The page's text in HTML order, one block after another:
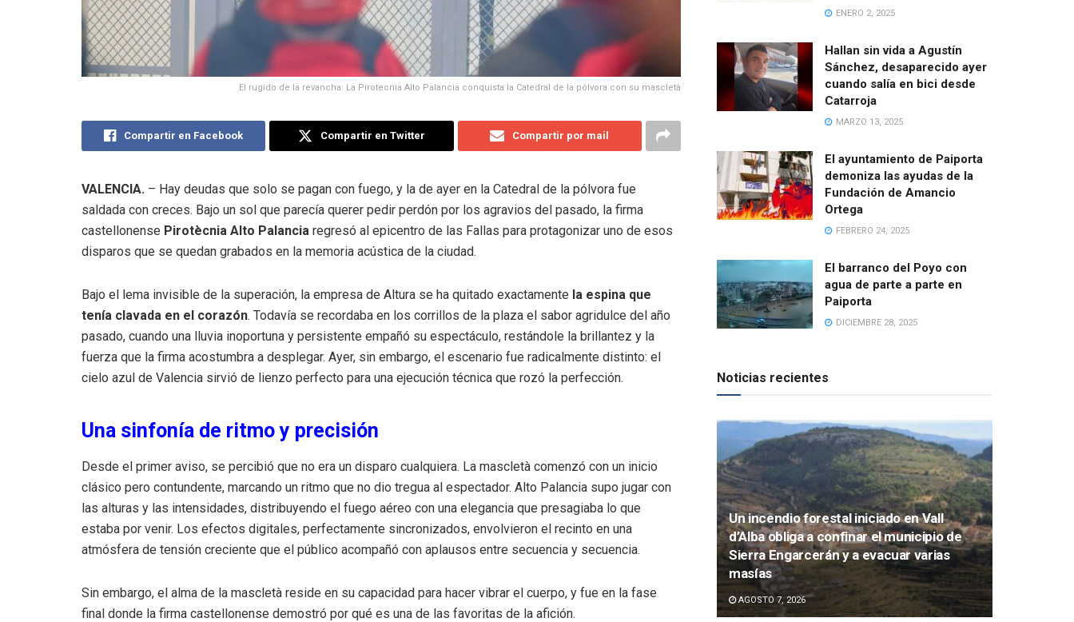
El rugido de la revancha: La Pirotecnia Alto Palancia conquista la Catedral de la pólvora con su mascletà
Compartir en Facebook Compartir en Twitter Compartir por mail
VALENCIA. – Hay deudas que solo se pagan con fuego, y la de ayer en la Catedral de la pólvora fue
saldada con creces. Bajo un sol que parecía querer pedir perdón por los agravios del pasado, la firma
castellonense Pirotècnia Alto Palancia regresó al epicentro de las Fallas para protagonizar uno de esos
disparos que se quedan grabados en la memoria acústica de la ciudad.
Bajo el lema invisible de la superación, la empresa de Altura se ha quitado exactamente la espina que
tenía clavada en el corazón. Todavía se recordaba en los corrillos de la plaza el sabor agridulce del año
pasado, cuando una lluvia inoportuna y persistente empañó su espectáculo, restándole la brillantez y la
fuerza que la firma acostumbra a desplegar. Ayer, sin embargo, el escenario fue radicalmente distinto: el
cielo azul de Valencia sirvió de lienzo perfecto para una ejecución técnica que rozó la perfección.
Una sinfonía de ritmo y precisión
Desde el primer aviso, se percibió que no era un disparo cualquiera. La mascletà comenzó con un inicio
clásico pero contundente, marcando un ritmo que no dio tregua al espectador. Alto Palancia supo jugar con
las alturas y las intensidades, distribuyendo el fuego aéreo con una elegancia que presagiaba lo que
estaba por venir. Los efectos digitales, perfectamente sincronizados, envolvieron el recinto en una
atmósfera de tensión creciente que el público acompañó con aplausos entre secuencia y secuencia.
Sin embargo, el alma de la mascletà reside en su capacidad para hacer vibrar el cuerpo, y fue en la fase
final donde la firma castellonense demostró por qué es una de las favoritas de la afición.
ENERO 2, 2025
Hallan sin vida a Agustín
Sánchez, desaparecido ayer
cuando salía en bici desde
Catarroja
MARZO 13, 2025
El ayuntamiento de Paiporta
demoniza las ayudas de la
Fundación de Amancio
Ortega
FEBRERO 24, 2025
El barranco del Poyo con
agua de parte a parte en
Paiporta
DICIEMBRE 28, 2025
Noticias recientes
Un incendio forestal iniciado en Vall
d’Alba obliga a confinar el municipio de
Sierra Engarcerán y a evacuar varias
masías
AGOSTO 7, 2026